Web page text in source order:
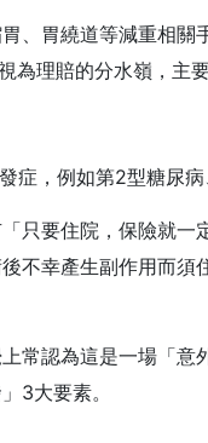
、胃繞道等減重相
為理賠的分水嶺，主
，例如第2型糖尿病
只要住院，保險就一
不幸產生副作用而
常認為這是一場「
3大要素。